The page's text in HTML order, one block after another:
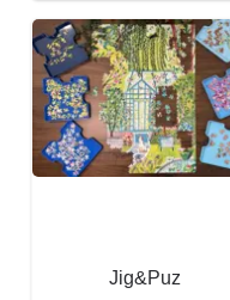
Jig&Puz